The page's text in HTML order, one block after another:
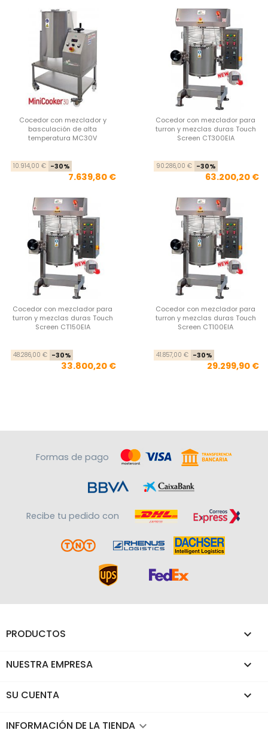
Cocedor con mezclador y
basculación de alta
temperatura MC30V
Precio base
10.914,00 € -30%
7.639,80 €
Cocedor con mezclador para
turron y mezclas duras Touch
Screen CT300EIA
90.286,00 € -30%
63.200,20 €
Cocedor con mezclador para
turron y mezclas duras Touch
Screen CT150EIA
Precio base
48.286,00 € -30%
33.800,20 €
Cocedor con mezclador para
turron y mezclas duras Touch
Screen CT100EIA
41.857,00 € -30%
29.299,90 €
Formas de pago
Recibe tu pedido con
PRODUCTOS 
NUESTRA EMPRESA 
SU CUENTA 
INFORMACIÓN DE LA TIENDA keyboard_arrow_down